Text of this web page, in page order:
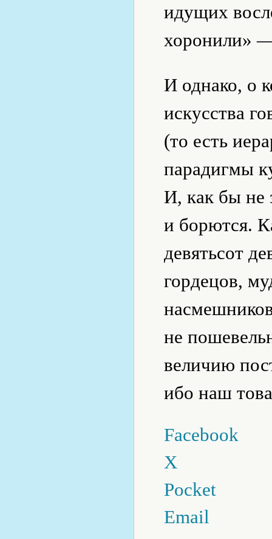
идущих
хоронили»
И однако, о
искусства
(то есть
парадигмы
И, как бы не
и борются.
девятьсот
гордецов,
не
величию
ибо наш
Facebook
X
Pocket
Email